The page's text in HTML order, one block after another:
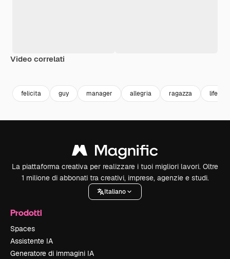
Video correlati
felicita guy manager allegria ragazza
La piattaforma creativa per realizzare i tuoi migliori lavori. Oltre
1 milione di abbonati tra creativi, imprese, agenzie e studi.
Italiano
Prodotti
Spaces
Assistente IA
Generatore di immagini IA